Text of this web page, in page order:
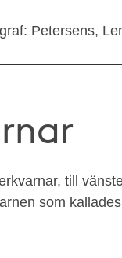
Petersens,
till
som